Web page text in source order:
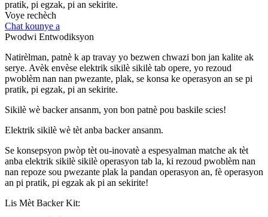
pratik, pi egzak, pi an sekirite.
Voye rechèch
Chat kounye a
Pwodwi Entwodiksyon
Natirèlman, patnè k ap travay yo bezwen chwazi bon jan kalite ak
serye. Avèk envèse elektrik sikilè sikilè tab opere, yo rezoud
pwoblèm nan nan pwezante, plak, se konsa ke operasyon an se pi
pratik, pi egzak, pi an sekirite.
Sikilè wè backer ansanm, yon bon patnè pou baskile scies!
Elektrik sikilè wè tèt anba backer ansanm.
Se konsepsyon pwòp tèt ou-inovatè a espesyalman matche ak tèt
anba elektrik sikilè sikilè operasyon tab la, ki rezoud pwoblèm nan
nan repoze sou pwezante plak la pandan operasyon an, fè operasyon
an pi pratik, pi egzak ak pi an sekirite!
Lis Mèt Backer Kit: